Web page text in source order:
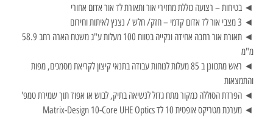
◄ בטיחות – רצועה כוללת מחזירי אור ותאורת לד אור אדום אחורי
◄ 3 מצבי אור לד אדום קדמי – חזק/ חלש / נצנץ לאיתות וחירום
◄ תאורת אור רחבה אחידה ונקייה בטווח 100 מעלות ע"ג משטח הארה רחב 58.9
מ"מ
◄ ראש מתכוונן ב 85 מעלות לנוחות עבודה בתנאי קיצון לקריאת מסמכים, מפות
והתמצאות
◄ הפרדת הסוללה כמקור מתח גדול לנשיאה בתיק, לבוש או אפוד תוך שמירת טמפ'
◄ מערכת מטריקס אופטית 10 לד Matrix-Design 10-Core UHE Optics